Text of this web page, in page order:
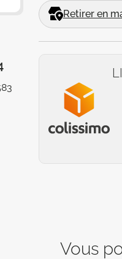
Retirer en
Vous